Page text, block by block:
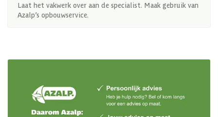
Laat het vakwerk over aan de specialist. Maak gebruik van
Azalp’s opbouwservice.